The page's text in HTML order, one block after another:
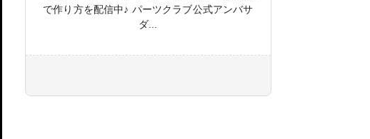
で作り方を配信中♪ パーツクラブ公式アンバサ
ダ...